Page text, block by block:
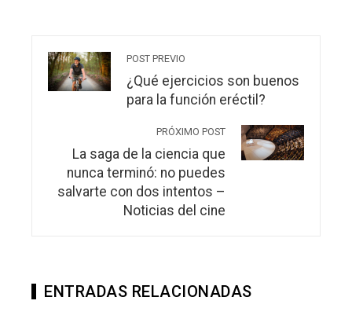
POST PREVIO
¿Qué ejercicios son buenos
para la función eréctil?
PRÓXIMO POST
La saga de la ciencia que
nunca terminó: no puedes
salvarte con dos intentos –
Noticias del cine
ENTRADAS RELACIONADAS